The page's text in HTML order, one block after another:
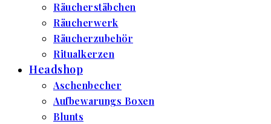
Räucherstäbchen
Räucherwerk
Räucherzubehör
Ritualkerzen
Headshop
Aschenbecher
Aufbewarungs Boxen
Blunts